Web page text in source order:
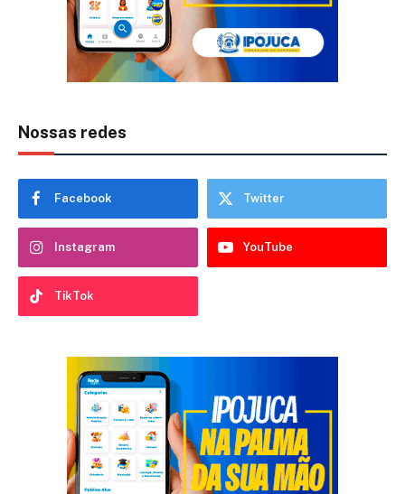
Nossas redes
Facebook Twitter
Instagram YouTube
TikTok